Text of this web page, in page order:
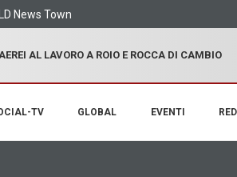
News Town
AL LAVORO A ROIO E ROCCA DI CAMBIO
TV GLOBAL EVENTI